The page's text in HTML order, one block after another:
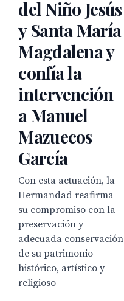
del Niño Jesús
y Santa María
Magdalena y
confía la
intervención
a Manuel
Mazuecos
García
Con esta actuación, la
Hermandad reafirma
su compromiso con la
preservación y
adecuada conservación
de su patrimonio
histórico, artístico y
religioso